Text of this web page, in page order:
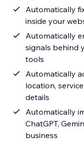
Automatically
inside your
Automatically
signals behind
tools
Automatically
location,
details
Automatically
ChatGPT,
business